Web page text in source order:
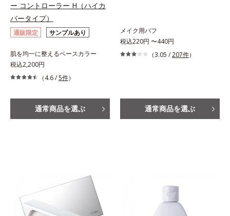
ー コントローラー H（ハイカ
バータイプ）
通販限定 サンプルあり
肌を均一に整えるベースカラー
税込2,200円
（4.6 /5件）
通常商品を選ぶ
メイク用パフ
税込220円 〜440円
（3.05 /207件）
通常商品を選ぶ